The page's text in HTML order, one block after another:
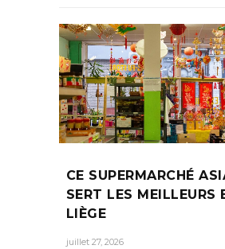
CE SUPERMARCHÉ
SERT LES MEILLEURS
LIÈGE
juillet 27, 2026